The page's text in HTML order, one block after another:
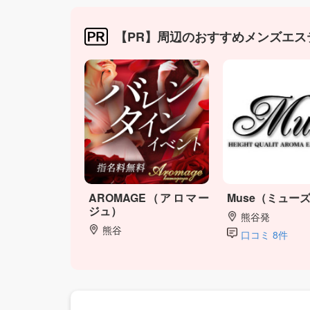
【PR】周辺のおすすめメンズエ
AROMAGE（アロマー
ジュ）
熊谷
Muse（ミュー
熊谷発
口コミ 8件